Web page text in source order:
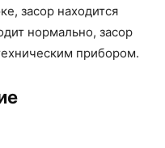
засор находится
нормально, засор
прибором.